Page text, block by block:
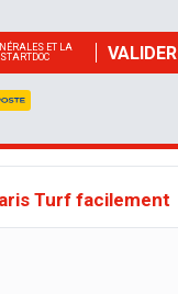
ET LA
VALIDER
Turf facilement